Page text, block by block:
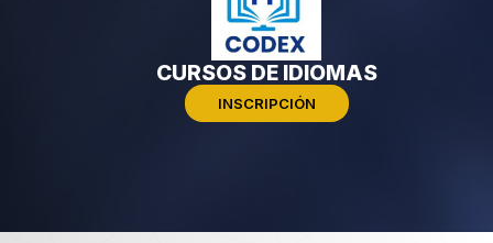
CURSOS DE IDIOMAS
INSCRIPCIÓN